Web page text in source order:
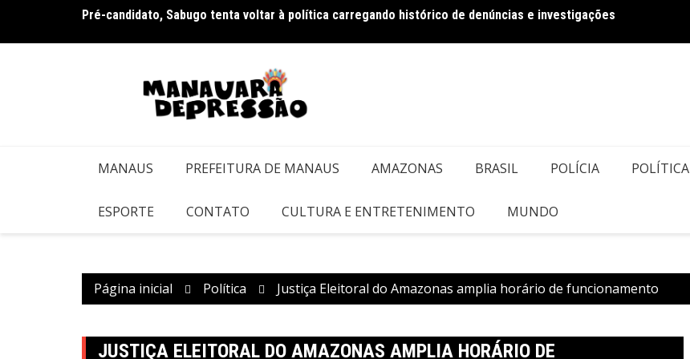
o
Pré-candidato, Sabugo tenta voltar à política carregando histórico de denúncias e investigações
Bolsonaro pede ao STF para receber os filhos no Dia dos Pais
MANAUS PREFEITURA DE MANAUS AMAZONAS BRASIL POLÍCIA POLÍTICA
ESPORTE CONTATO CULTURA E ENTRETENIMENTO MUNDO
Página inicial Política Justiça Eleitoral do Amazonas amplia horário de funcionamento
JUSTIÇA ELEITORAL DO AMAZONAS AMPLIA HORÁRIO DE